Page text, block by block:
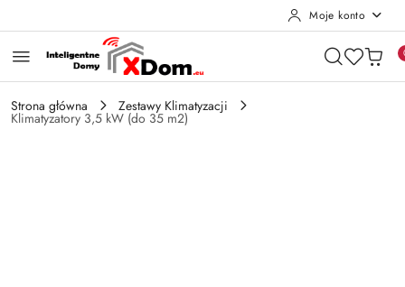
Moje konto
Strona główna Zestawy Klimatyzacji
Klimatyzatory 3,5 kW (do 35 m2)